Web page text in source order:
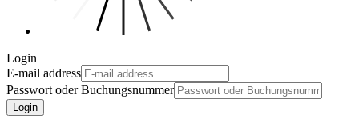
Login
E-mail address
Passwort oder Buchungsnummer
Login